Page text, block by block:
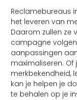
Reclamebureaus
het leveren van
Daarom zullen ze
campagne
aanpassingen
maximaliseren.
merkbekendheid,
kan je helpen je
te behalen op je